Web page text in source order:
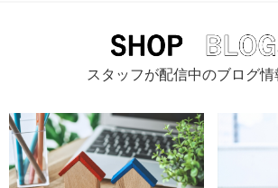
スタッフが配信中のブログ情